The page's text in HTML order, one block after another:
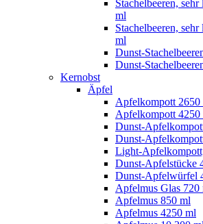
Stachelbeeren,
ml
Stachelbeeren,
ml
Dunst-
Dunst-
Kernobst
Äpfel
Apfelkompott 2650
Apfelkompott 4250
Dunst-
Dunst-
Light-
Dunst-Apfelstücke
Dunst-Apfelwürfel
Apfelmus Glas 720
Apfelmus 850 ml
Apfelmus 4250 ml